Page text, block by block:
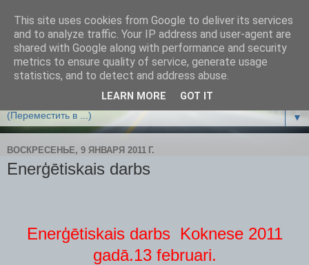
Облако чудес
ВСЕМ ЛЕТАЮЩИМ И ТОЛЬКО РАСПРАВЛЯЮЩИМ
КРЫЛЬЯ ПОСВЯЩАЕТСЯ!
▼
ВОСКРЕСЕНЬЕ, 9 ЯНВАРЯ 2011 Г.
Enerģētiskais darbs
Enerģētiskais darbs Koknese 2011
gadā.13 februari.
This site uses cookies from Google to deliver its services
and to analyze traffic. Your IP address and user-agent are
shared with Google along with performance and security
metrics to ensure quality of service, generate usage
statistics, and to detect and address abuse.
LEARN MORE GOT IT